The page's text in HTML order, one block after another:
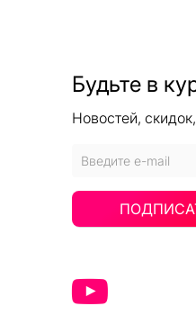
Будьте в
Новостей,